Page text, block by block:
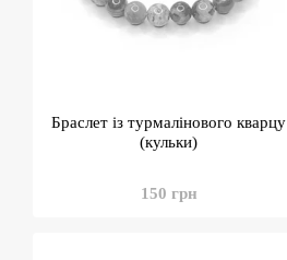
Браслет із турмалінового кварцу
(кульки)
150 грн